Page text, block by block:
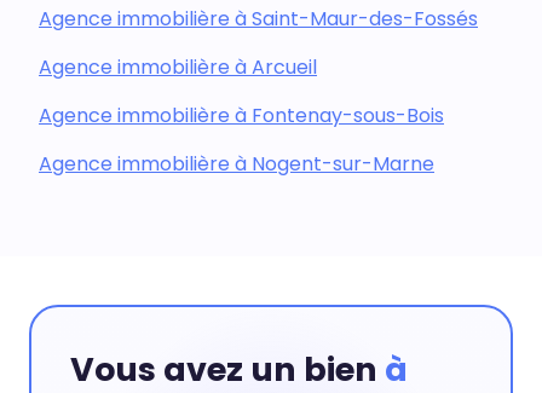
Agence immobilière à Saint-Maur-des-Fossés
Agence immobilière à Arcueil
Agence immobilière à Fontenay-sous-Bois
Agence immobilière à Nogent-sur-Marne
Vous avez un bien à